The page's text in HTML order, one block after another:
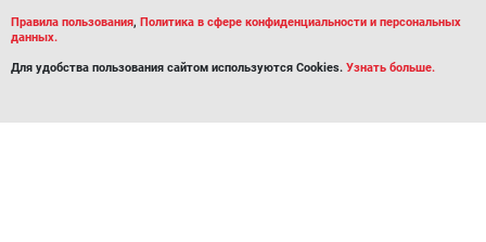
Правила пользования, Политика в сфере конфиденциальности и персональных
данных.
Для удобства пользования сайтом используются Cookies. Узнать больше.